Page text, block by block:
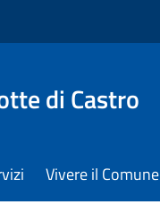
di Castro
Vivere il Comune